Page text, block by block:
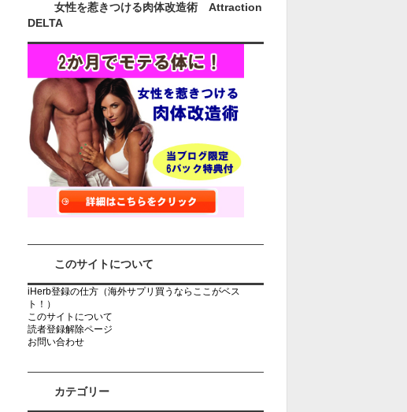
女性を惹きつける肉体改造術 Attraction
DELTA
このサイトについて
iHerb登録の仕方（海外サプリ買うならここがベス
ト！）
このサイトについて
読者登録解除ページ
お問い合わせ
カテゴリー